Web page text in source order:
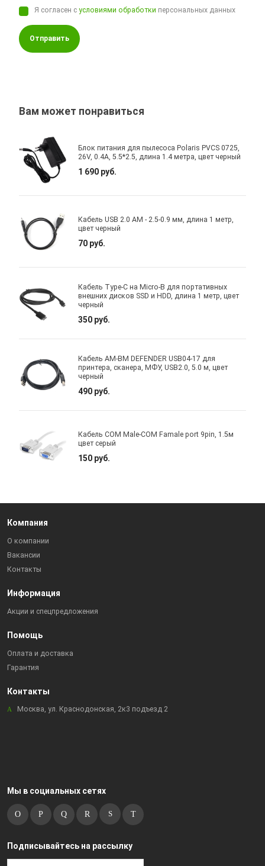
Я согласен сусловиями обработки персональных данных
Отправить
Вам может понравиться
Блок питания для пылесоса Polaris PVCS 0725,
26V, 0.4A, 5.5*2.5, длина 1.4 метра, цвет черный
1 690 руб.
Кабель USB 2.0 AM - 2.5-0.9 мм, длина 1 метр,
цвет черный
70 руб.
Кабель Type-C на Micro-B для портативных
внешних дисков SSD и HDD, длина 1 метр, цвет
черный
350 руб.
Кабель AM-BM DEFENDER USB04-17 для
принтера, сканера, МФУ, USB2.0, 5.0 м, цвет
черный
490 руб.
Кабель COM Male-COM Famale port 9pin, 1.5м
цвет серый
150 руб.
Компания
О компании
Вакансии
Контакты
Информация
Акции и спецпредложения
Помощь
Оплата и доставка
Гарантия
Контакты
Москва, ул. Краснодонская, 2к3 подъезд 2
Мы в социальных сетях
Подписывайтесь на рассылку